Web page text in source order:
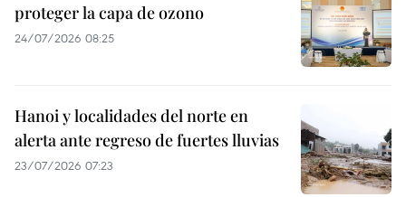
proteger la capa de ozono
24/07/2026 08:25
Hanoi y localidades del norte en
alerta ante regreso de fuertes lluvias
23/07/2026 07:23